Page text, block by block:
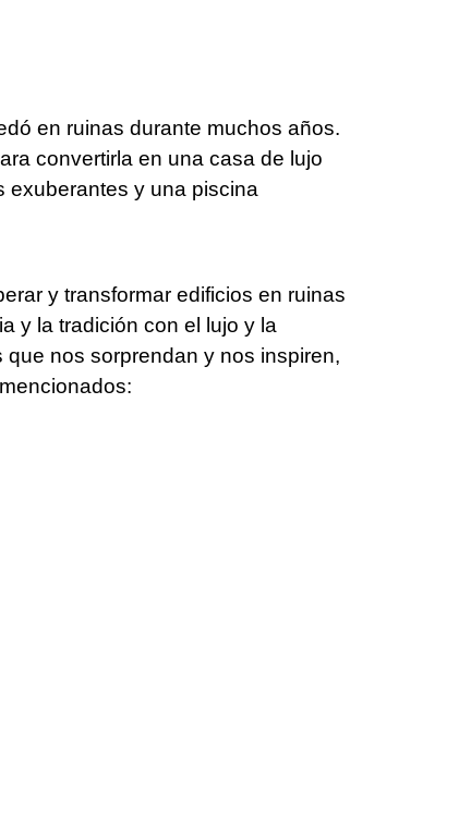
en ruinas durante muchos años.
convertirla en una casa de lujo
exuberantes y una piscina
y transformar edificios en ruinas
y la tradición con el lujo y la
nos sorprendan y nos inspiren,